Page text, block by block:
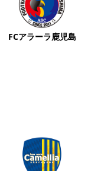
FCアラーラ鹿児島